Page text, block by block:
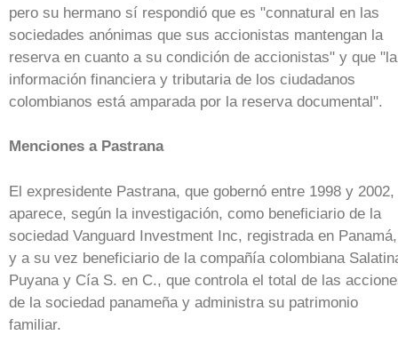
pero su hermano sí respondió que es "connatural en las
sociedades anónimas que sus accionistas mantengan la
reserva en cuanto a su condición de accionistas" y que "la
información financiera y tributaria de los ciudadanos
colombianos está amparada por la reserva documental".
Menciones a Pastrana
El expresidente Pastrana, que gobernó entre 1998 y 2002,
aparece, según la investigación, como beneficiario de la
sociedad Vanguard Investment Inc, registrada en Panamá,
y a su vez beneficiario de la compañía colombiana
Puyana y Cía S. en C., que controla el total de las
de la sociedad panameña y administra su patrimonio
familiar.